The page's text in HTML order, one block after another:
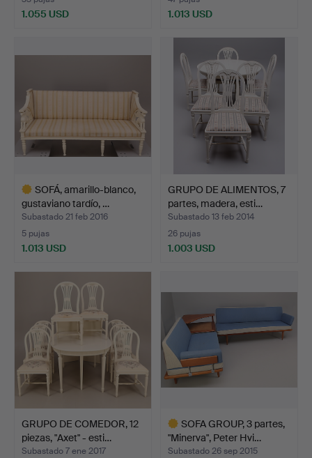
1.055 USD 1.013 USD
SOFÁ, amarillo-blanco,
gustaviano tardío, …
Subastado 21 feb 2016
5 pujas
1.013 USD
seleccionado
GRUPO DE ALIMENTOS, 7
partes, madera, esti…
Subastado 13 feb 2014
26 pujas
1.003 USD
GRUPO DE COMEDOR, 12
piezas, "Axet" - esti…
Subastado 7 ene 2017
SOFA GROUP, 3 partes,
"Minerva", Peter Hvi…
Subastado 26 sep 2015